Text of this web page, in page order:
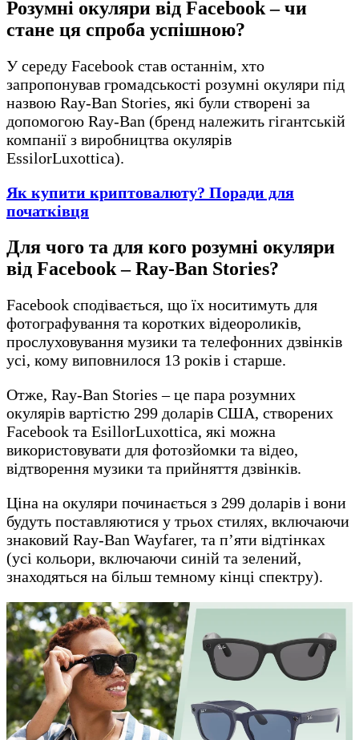
Розумні окуляри від Facebook – чи
стане ця спроба успішною?
У середу Facebook став останнім, хто
запропонував громадськості розумні окуляри під
назвою Ray-Ban Stories, які були створені за
допомогою Ray-Ban (бренд належить гігантській
компанії з виробництва окулярів
EssilorLuxottica).
Як купити криптовалюту? Поради для
початківця
Для чого та для кого розумні окуляри
від Facebook – Ray-Ban Stories?
Facebook сподівається, що їх носитимуть для
фотографування та коротких відеороликів,
прослуховування музики та телефонних дзвінків
усі, кому виповнилося 13 років і старше.
Отже, Ray-Ban Stories – це пара розумних
окулярів вартістю 299 доларів США, створених
Facebook та EsillorLuxottica, які можна
використовувати для фотозйомки та відео,
відтворення музики та прийняття дзвінків.
Ціна на окуляри починається з 299 доларів і вони
будуть поставляютися у трьох стилях, включаючи
знаковий Ray-Ban Wayfarer, та п’яти відтінках
(усі кольори, включаючи синій та зелений,
знаходяться на більш темному кінці спектру).